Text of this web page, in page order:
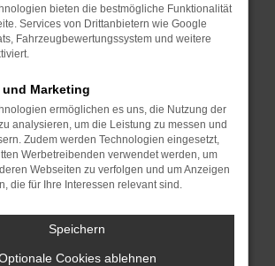
Browsererweiterungen.
Erweiterungen, wie Werbeblocker,
Laden bestimmter Seiten
Browser oder in einem privaten
Gerät neu.
manchmal helfen,
Probleme zu beheben.
dass dein Browser und dein
auf dem neuesten Stand
bieten die bestmögliche Funktionalität
Services von Drittanbietern wie Google
Fahrzeugbewertungssystem und weitere
Marketing
ermöglichen es uns, die Nutzung der
analysieren, um die Leistung zu messen und
Zudem werden Technologien eingesetzt,
Werbetreibenden verwendet werden, um
Webseiten zu verfolgen und um Anzeigen
die für Ihre Interessen relevant sind.
Speichern
Cookies ablehnen